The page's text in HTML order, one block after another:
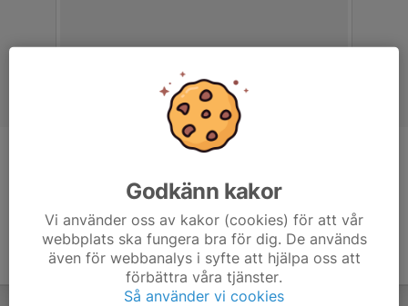
Godkänn kakor
Vi använder oss av kakor (cookies) för att vår
webbplats ska fungera bra för dig. De används
även för webbanalys i syfte att hjälpa oss att
förbättra våra tjänster.
Så använder vi cookies